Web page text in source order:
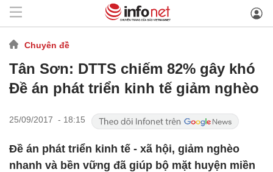
Chuyên đề
Tân Sơn: DTTS chiếm 82% gây khó
Đề án phát triển kinh tế giảm nghèo
25/09/2017 - 18:15
Đề án phát triển kinh tế - xã hội, giảm nghèo
nhanh và bền vững đã giúp bộ mặt huyện miền